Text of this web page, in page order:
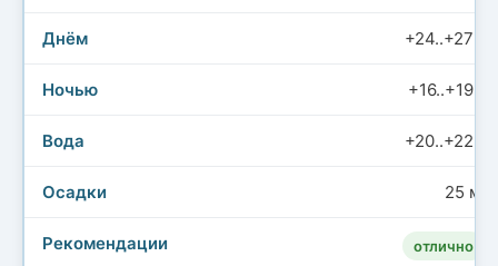
+24..+27°C
+16..+19°C
+20..+22°C
25 мм
отлично